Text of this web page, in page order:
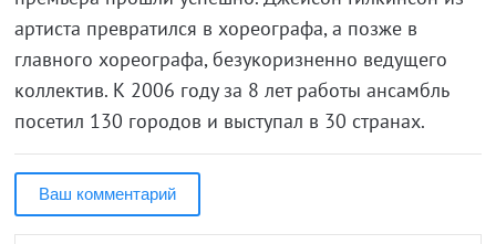
артиста превратился в хореографа, а позже в
главного хореографа, безукоризненно ведущего
коллектив. К 2006 году за 8 лет работы ансамбль
посетил 130 городов и выступал в 30 странах.
Ваш комментарий